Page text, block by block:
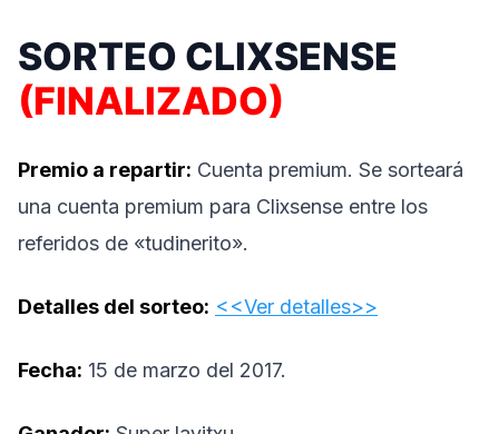
SORTEO CLIXSENSE
(FINALIZADO)
Premio a repartir: Cuenta premium. Se sorteará
una cuenta premium para Clixsense entre los
referidos de «tudinerito».
Detalles del sorteo: <<Ver detalles>>
Fecha: 15 de marzo del 2017.